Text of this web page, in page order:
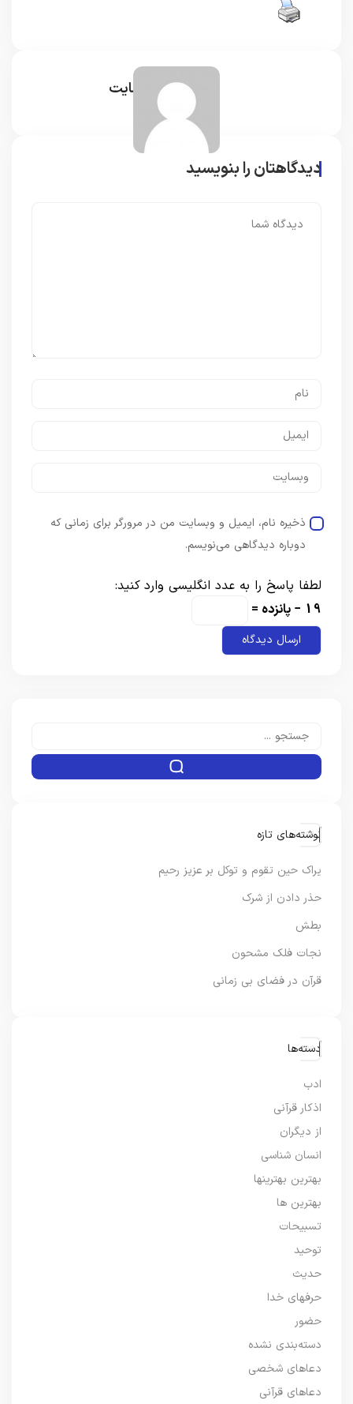
مدیر سایت
دیدگاهتان را بنویسید
ذخیره نام، ایمیل و وبسایت من در مرورگر برای زمانی که
دوباره دیدگاهی می‌نویسم.
لطفا پاسخ را به عدد انگلیسی وارد کنید:
19 − پانزده =
نوشته‌های تازه
یراک حین تقوم و توکل بر عزیز رحیم
حذر دادن از شرک
بطش
نجات فلک مشحون
قرآن در فضای بی زمانی
دسته‌ها
ادب
اذکار قرآنی
از دیگران
انسان شناسی
بهترین بهترینها
بهترین ها
تسبیحات
توحید
حدیث
حرفهای خدا
حضور
دسته‌بندی نشده
دعاهای شخصی
دعاهای قرآنی